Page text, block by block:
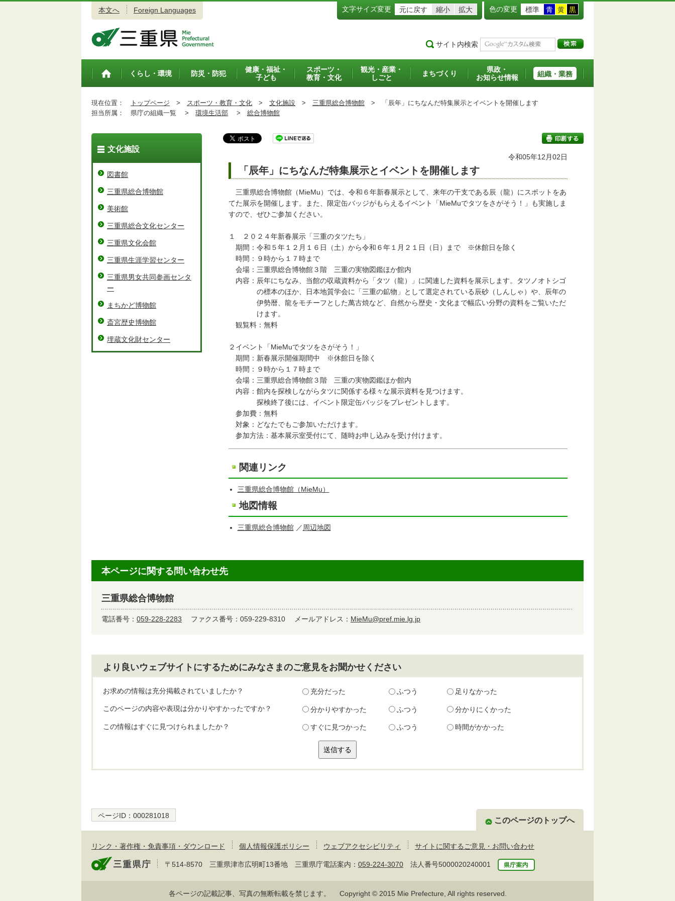
本文へ Foreign Languages 文字サイズ変更 元に戻す 縮小 拡大 色の変更 標準 青 黄 黒
サイト内検索
トップペ
くらし・環境 防災・防犯
健康・福祉・
子ども
スポーツ・
教育・文化
観光・産業・
しごと
まちづくり
県政・
お知らせ情報
組織・業務
現在位置： トップページ > スポーツ・教育・文化 > 文化施設 > 三重県総合博物館 > 「辰年」にちなんだ特集展示とイベントを開催します
担当所属：
県庁の組織一覧 > 環境生活部 > 総合博物館
印刷する
令和05年12月02日
「辰年」にちなんだ特集展示とイベントを開催します
三重県総合博物館（MieMu）では、令和６年新春展示として、来年の干支である辰（龍）にスポットをあ
てた展示を開催します。また、限定缶バッジがもらえるイベント「MieMuでタツをさがそう！」も実施しま
すので、ぜひご参加ください。
１ ２０２４年新春展示「三重のタツたち」
期間：令和５年１２月１６日（土）から令和６年１月２１日（日）まで ※休館日を除く
時間：９時から１７時まで
会場：三重県総合博物館３階 三重の実物図鑑ほか館内
内容：辰年にちなみ、当館の収蔵資料から「タツ（龍）」に関連した資料を展示します。タツノオトシゴ
の標本のほか、日本地質学会に「三重の鉱物」として選定されている辰砂（しんしゃ）や、辰年の
伊勢暦、龍をモチーフとした萬古焼など、自然から歴史・文化まで幅広い分野の資料をご覧いただ
けます。
観覧料：無料
２イベント「MieMuでタツをさがそう！」
期間：新春展示開催期間中 ※休館日を除く
時間：９時から１７時まで
会場：三重県総合博物館３階 三重の実物図鑑ほか館内
内容：館内を探検しながらタツに関係する様々な展示資料を見つけます。
探検終了後には、イベント限定缶バッジをプレゼントします。
参加費：無料
対象：どなたでもご参加いただけます。
参加方法：基本展示室受付にて、随時お申し込みを受け付けます。
関連リンク
三重県総合博物館（MieMu）
地図情報
三重県総合博物館／ 周辺地図
文化施設
図書館
三重県総合博物館
美術館
三重県総合文化センター
三重県文化会館
三重県生涯学習センター
三重県男女共同参画センタ
ー
まちかど博物館
斎宮歴史博物館
埋蔵文化財センター
本ページに関する問い合わせ先
三重県総合博物館
電話番号： 059-228-2283 ファクス番号：059-229-8310 メールアドレス： MieMu@pref.mie.lg.jp
より良いウェブサイトにするためにみなさまのご意見をお聞かせください
お求めの情報は充分掲載されていましたか？ 充分だった ふつう 足りなかった
このページの内容や表現は分かりやすかったですか？ 分かりやすかった ふつう 分かりにくかった
この情報はすぐに見つけられましたか？ すぐに見つかった ふつう 時間がかかった
ページID： 000281018
このページのトップへ
リンク・著作権・免責事項・ダウンロード 個人情報保護ポリシー ウェブアクセシビリティ サイトに関するご意見・お問い合わせ
〒514-8570 三重県津市広明町13番地 三重県庁電話案内： 059-224-3070 法人番号5000020240001
各ページの記載記事、写真の無断転載を禁じます。 Copyright © 2015 Mie Prefecture, All rights reserved.